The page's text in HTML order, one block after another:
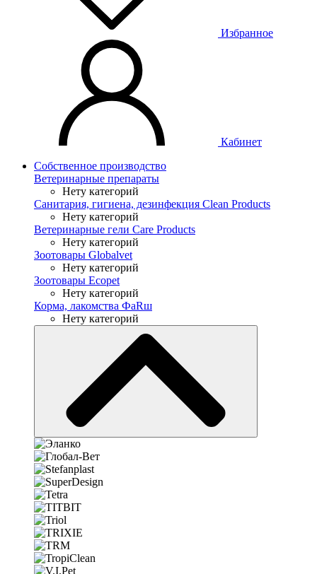
Избранное
Кабинет
Собственное производство
Ветеринарные препараты
Нету категорий
Санитария, гигиена, дезинфекция Clean Products
Нету категорий
Ветеринарные гели Care Products
Нету категорий
Зоотовары Globalvet
Нету категорий
Зоотовары Ecopet
Нету категорий
Корма, лакомства ФaRш
Нету категорий